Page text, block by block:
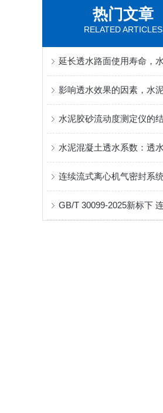
热门文章
RELATED ARTICLES